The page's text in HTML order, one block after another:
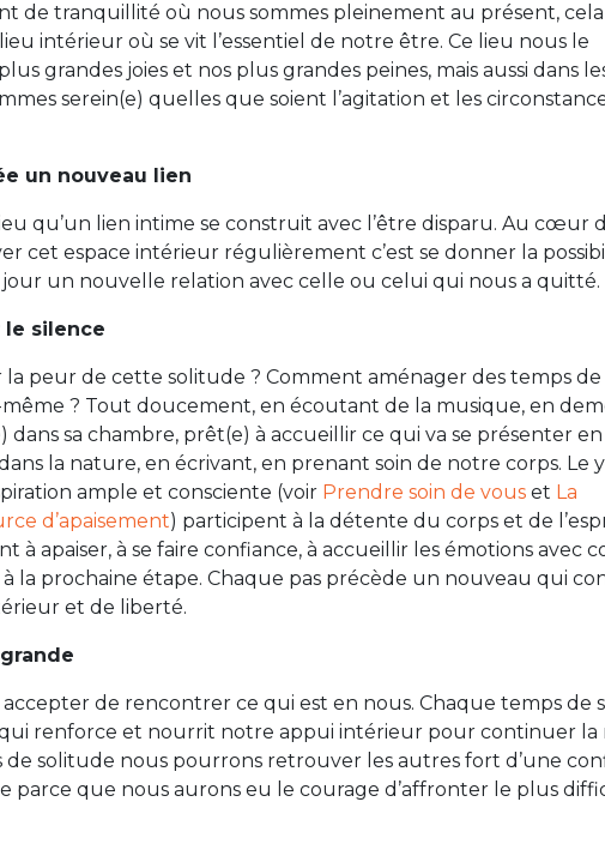
de tranquillité où nous sommes pleinement au présent,
intérieur où se vit l’essentiel de notre être. Ce lieu nous le
grandes joies et nos plus grandes peines, mais aussi dans
serein(e) quelles que soient l’agitation et les
un nouveau lien
qu’un lien intime se construit avec l’être disparu. Au cœur
cet espace intérieur régulièrement c’est se donner la
un nouvelle relation avec celle ou celui qui nous a quitté.
silence
la peur de cette solitude ? Comment aménager des temps de
même ? Tout doucement, en écoutant de la musique, en
dans sa chambre, prêt(e) à accueillir ce qui va se présenter
la nature, en écrivant, en prenant soin de notre corps. Le
ample et consciente (voir Prendre soin de vous et La
d’apaisement) participent à la détente du corps et de
à apaiser, à se faire confiance, à accueillir les émotions avec
la prochaine étape. Chaque pas précède un nouveau qui
et de liberté.
de rencontrer ce qui est en nous. Chaque temps de
renforce et nourrit notre appui intérieur pour continuer la
de solitude nous pourrons retrouver les autres fort d’une
parce que nous aurons eu le courage d’affronter le plus